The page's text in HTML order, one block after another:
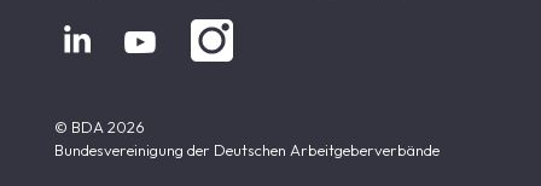
 
© BDA 2026
Bundesvereinigung der Deutschen Arbeitgeberverbände